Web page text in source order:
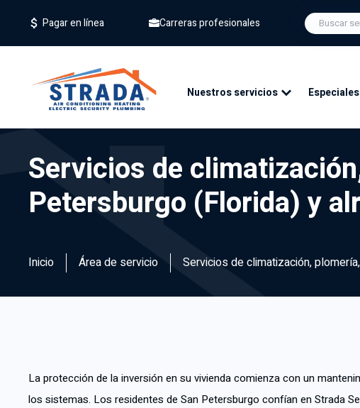
Pagar en línea Carreras profesionales
Nuestros servicios Especiales
Servicios de
Petersburgo (Florida) y
Inicio Área de servicio Servicios de climatización,
La protección de la inversión en su vivienda comienza con un
los sistemas. Los residentes de San Petersburgo confían en Strada